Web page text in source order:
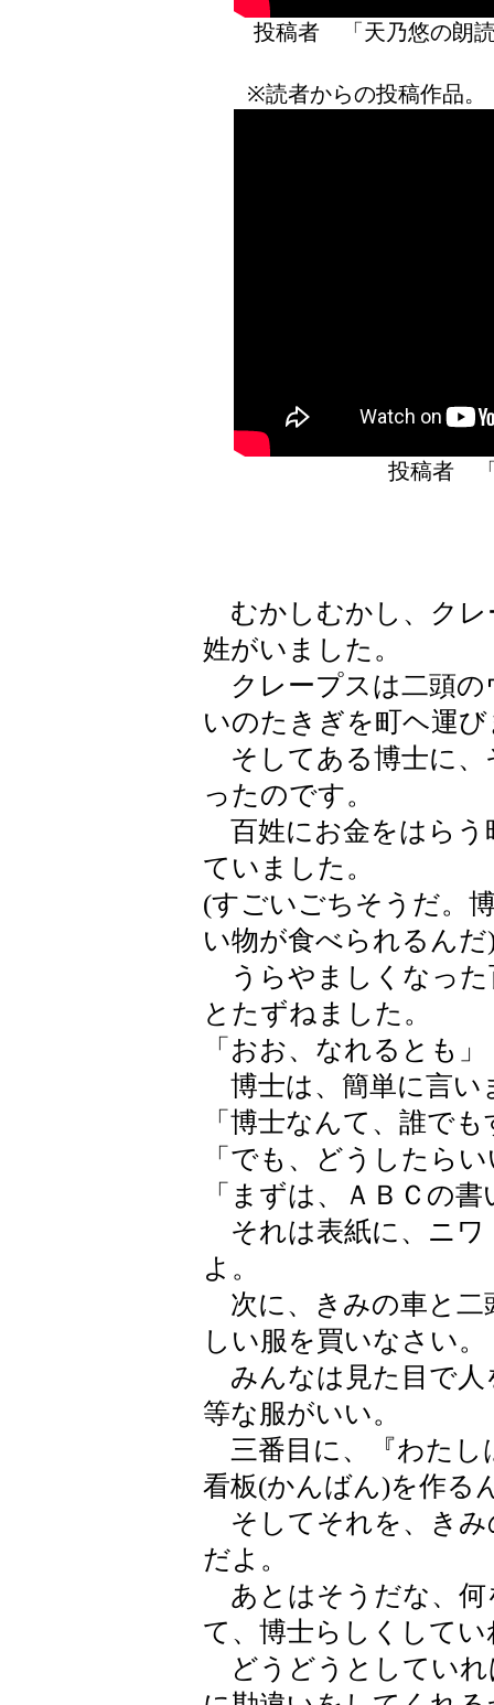
投稿者 「天乃悠の
※読者からの投稿作品
投稿者
むかしむかし、クレ
姓がいました。
クレープスは二頭の
いのたきぎを町ヘ運
そしてある博士に、
ったのです。
百姓にお金をはらう
ていました。
(すごいごちそうだ。
い物が食べられるんだ
うらやましくなった
とたずねました。
「おお、なれるとも」
博士は、簡単に言い
「博士なんて、誰で
「でも、どうしたら
「まずは、ＡＢＣの
それは表紙に、ニワ
よ。
次に、きみの車と二
しい服を買いなさい。
みんなは見た目で人
等な服がいい。
三番目に、『わたし
看板(かんばん)を作る
そしてそれを、きみ
だよ。
あとはそうだな、何
て、博士らしくして
どうどうとしていれ